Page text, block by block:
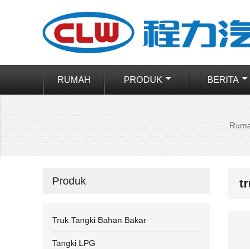
RUMAH PRODUK BERITA
Produk
Truk Tangki Bahan Bakar
Tangki LPG